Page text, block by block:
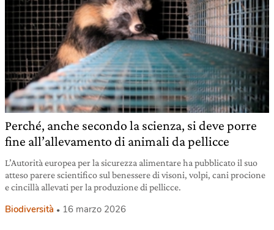
Perché, anche secondo la scienza, si deve porre
fine all’allevamento di animali da pellicce
L’Autorità europea per la sicurezza alimentare ha pubblicato il suo
atteso parere scientifico sul benessere di visoni, volpi, cani procione
e cincillà allevati per la produzione di pellicce.
Biodiversità 16 marzo 2026